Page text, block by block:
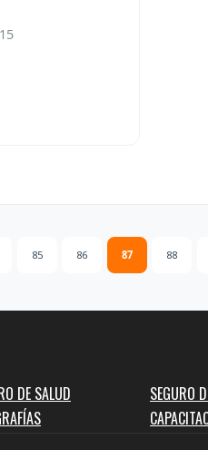
85 86 87 88
DE SALUD SEGURO